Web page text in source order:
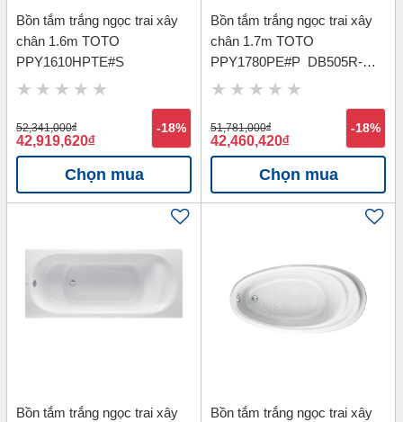
Bồn tắm trắng ngọc trai xây
chân 1.6m TOTO
PPY1610HPTE#S
52,341,000đ
42,919,620đ
-18%
Chọn mua
Bồn tắm trắng ngọc trai xây
chân 1.7m TOTO
PPY1780PE#P_DB505R-
3B_TVBF412
51,781,000đ
42,460,420đ
-18%
Chọn mua
Bồn tắm trắng ngọc trai xây
Bồn tắm trắng ngọc trai xây